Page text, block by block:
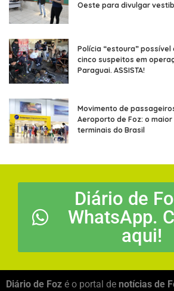
Oeste para divulgar
Polícia “estoura”
cinco suspeitos em
Paraguai. ASSISTA!
Movimento de
Aeroporto de Foz: o
terminais do Brasil
Diário de
WhatsApp.
aqui!
Diário de Foz é o portal de notícias de